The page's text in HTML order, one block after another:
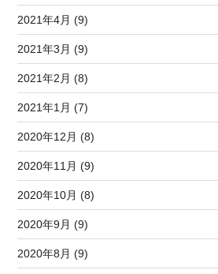
2021年4月 (9)
2021年3月 (9)
2021年2月 (8)
2021年1月 (7)
2020年12月 (8)
2020年11月 (9)
2020年10月 (8)
2020年9月 (9)
2020年8月 (9)